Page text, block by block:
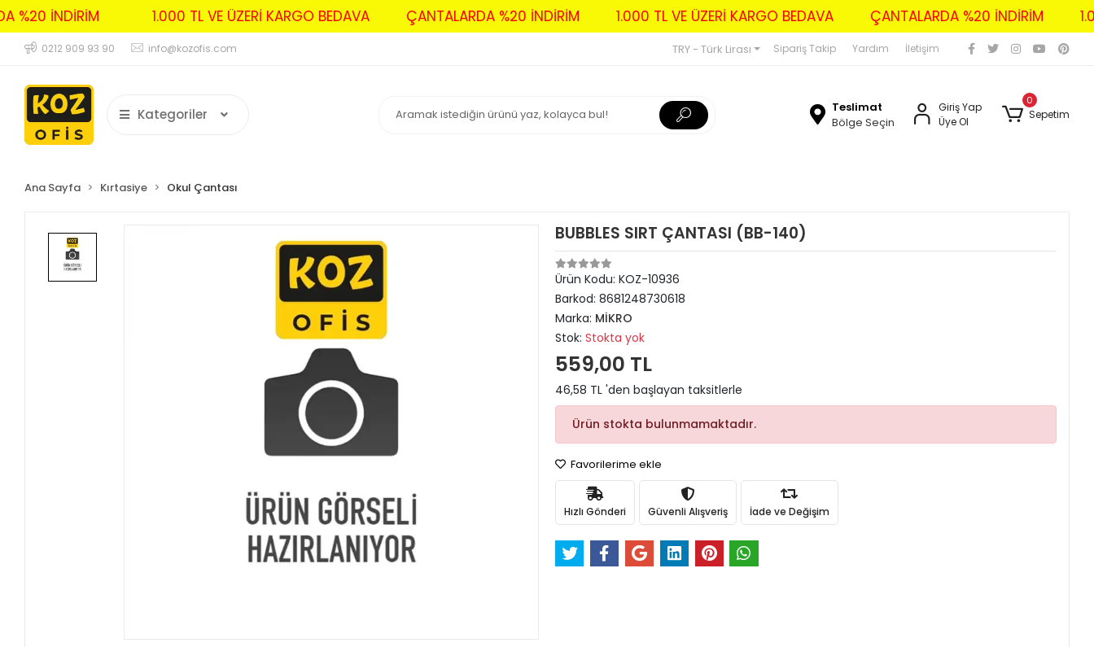
%20 İNDİRİM 1.000 TL VE ÜZERİ KARGO BEDAVA ÇANTALARDA %20 İNDİRİM 1.000 TL VE ÜZERİ KARGO BEDAVA ÇANTALARDA %20 İNDİRİM
0212 909 93 90 info@kozofis.com TRY - Türk Lirası Sipariş Takip Yardım İletişim
Kategoriler
Teslimat
Bölge Seçin
Giriş Yap
Üye Ol
0
Sepetim
Ana Sayfa Kırtasiye Okul Çantası
BUBBLES SIRT ÇANTASI (BB-140)
Ürün Kodu: KOZ-10936
Barkod: 8681248730618
Marka: MİKRO
Stok: Stokta yok
559,00 TL
46,58 TL 'den başlayan taksitlerle
Ürün stokta bulunmamaktadır.
Favorilerime ekle
Hızlı Gönderi Güvenli Alışveriş İade ve Değişim